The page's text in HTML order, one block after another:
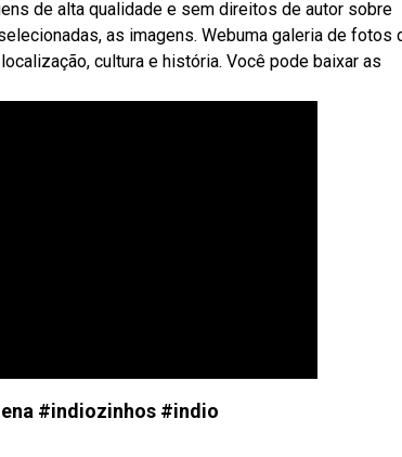
de alta qualidade e sem direitos de autor sobre
as imagens. Webuma galeria de fotos
cultura e história. Você pode baixar as
#indiozinhos #indio